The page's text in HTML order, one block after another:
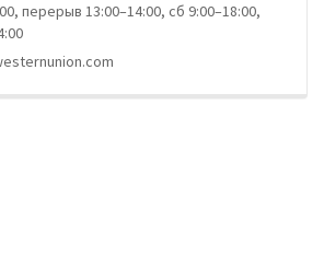
перерыв 13:00–14:00, сб 9:00–18:00,